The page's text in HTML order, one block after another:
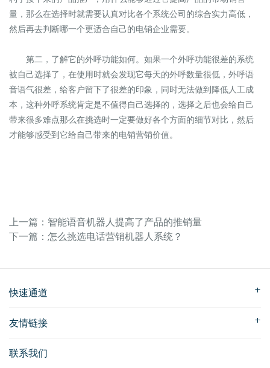
量，那么在选择时就需要认真对比各个系统公司的综合实力高低，
然后再去判断哪一个更适合自己的电销企业需要。
第二 ， 了解它的外呼功能如何。如果一个外呼功能很差的系统
被自己选择了，在使用时就会发现它每天的外呼数量很低，外呼语
音语气很差，给客户留下了很差的印象，同时无法做到降低人工成
本，这种外呼系统肯定是不值得自己选择的，选择之后也会给自己
带来很多难点那么在挑选时一定要做好各个方面的细节对比，然后
才能够感受到它给自己带来的电销营销价值。
上一篇：智能语音机器人提高了产品的推销量
下一篇：怎么挑选电话营销机器人系统？
快速通道
友情链接
联系我们